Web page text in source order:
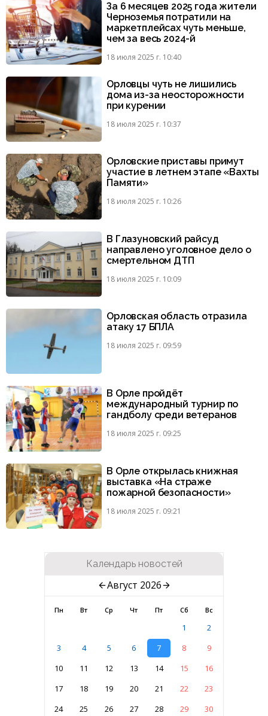
За 6 месяцев 2025 года жители
Черноземья потратили на
маркетплейсах чуть меньше,
чем за весь 2024-й
18 июля 2025 г. 10:40
Орловцы чуть не лишились
дома из-за неосторожности
при курении
18 июля 2025 г. 10:37
Орловские приставы примут
участие в летнем этапе «Вахты
Памяти»
18 июля 2025 г. 10:26
В Глазуновский райсуд
направлено уголовное дело о
смертельном ДТП
18 июля 2025 г. 10:09
Орловская область отразила
атаку 17 БПЛА
18 июля 2025 г. 09:59
В Орле пройдёт
международный турнир по
гандболу среди ветеранов
18 июля 2025 г. 09:25
В Орле открылась книжная
выставка «На страже
пожарной безопасности»
18 июля 2025 г. 09:21
Календарь новостей
Август 2026
Пн Вт Ср Чт Пт Сб Вс
1
2
3
4 5 6 7 8
9
10
11 12 13 14 15
16
17
18 19 20 21 22
23
24
25 26 27 28 29 30